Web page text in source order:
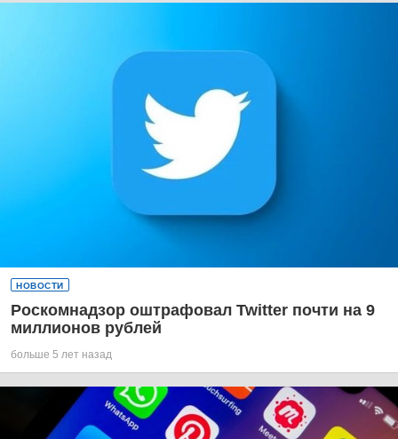
НОВОСТИ
Роскомнадзор оштрафовал Twitter почти на 9
миллионов рублей
больше 5 лет назад